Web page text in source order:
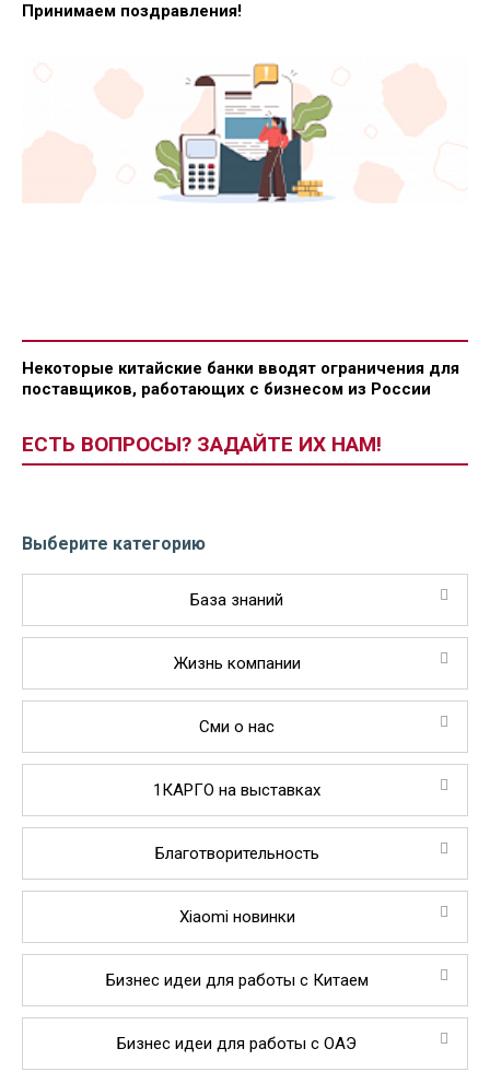
Принимаем поздравления!
Некоторые китайские банки вводят ограничения для
поставщиков, работающих с бизнесом из России
ЕСТЬ ВОПРОСЫ? ЗАДАЙТЕ ИХ НАМ!
Выберите категорию
База знаний
Жизнь компании
Сми о нас
1КАРГО на выставках
Благотворительность
Xiaomi новинки
Бизнес идеи для работы с Китаем
Бизнес идеи для работы с ОАЭ